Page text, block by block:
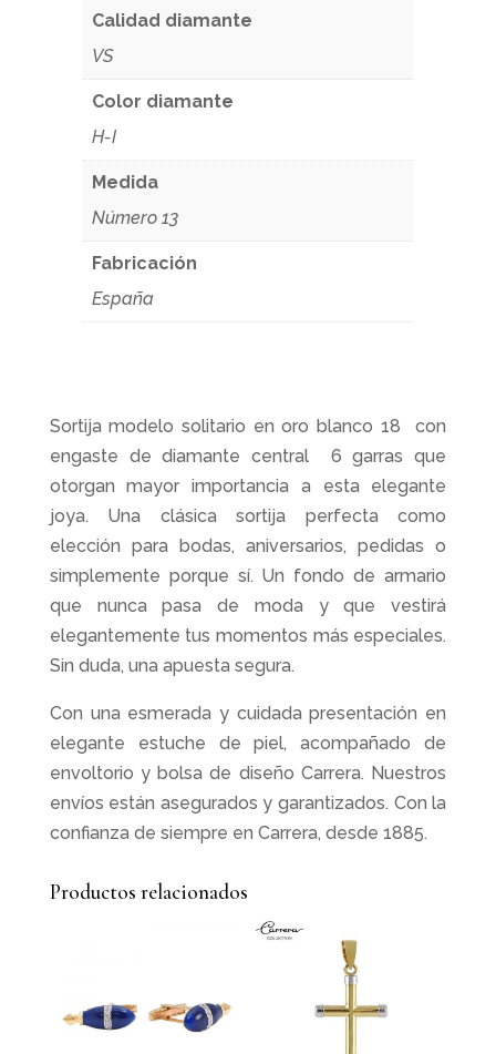
Calidad diamante
VS
Color diamante
H-I
Medida
Número 13
Fabricación
España
Sortija modelo solitario en oro blanco 18 con
engaste de diamante central 6 garras que
otorgan mayor importancia a esta elegante
joya. Una clásica sortija perfecta como
elección para bodas, aniversarios, pedidas o
simplemente porque sí. Un fondo de armario
que nunca pasa de moda y que vestirá
elegantemente tus momentos más especiales.
Sin duda, una apuesta segura.
Con una esmerada y cuidada presentación en
elegante estuche de piel, acompañado de
envoltorio y bolsa de diseño Carrera. Nuestros
envíos están asegurados y garantizados. Con la
confianza de siempre en Carrera, desde 1885.
Productos relacionados